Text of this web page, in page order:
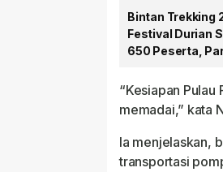
Bintan Trekking
Festival Durian
650 Peserta,
“Kesiapan
memadai,” kata
Ia menjelaskan,
transportasi